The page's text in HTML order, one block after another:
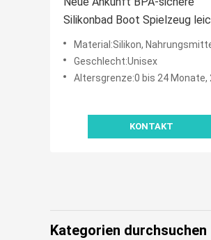
Silikonbad Boot Spielzeug
reinigen Kinder spielen Bad
Spielzeug Bildung Silikonbad
Jungen
Material:Silikon, Nahrungsmittelgrad-
Geschlecht:Unisex
Altersgrenze:0 bis 24 Monate, 2 bis 4 Jahre, 5 bis 7 Jahre,
KONTAKT
Kategorien durchsuchen